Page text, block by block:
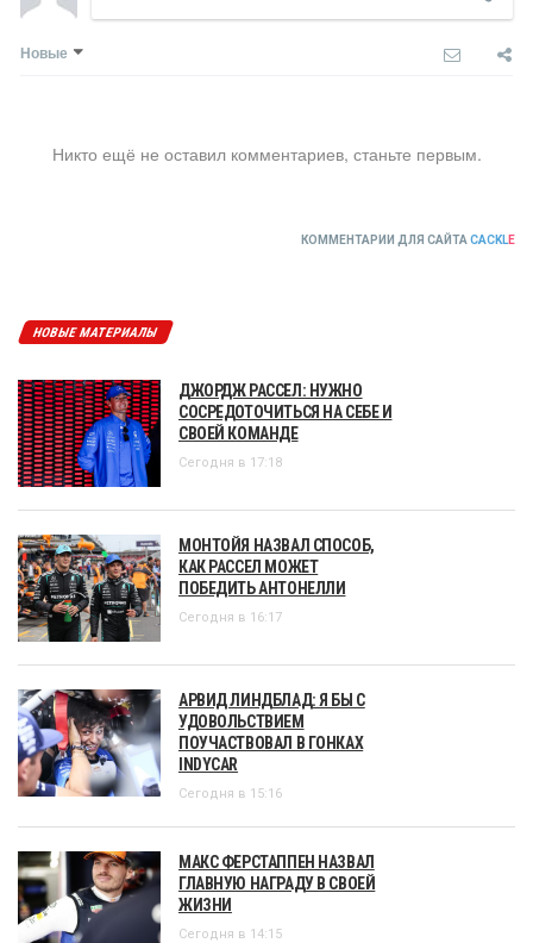
Новые
Никто ещё не оставил комментариев, станьте первым.
КОММЕНТАРИИ ДЛЯ САЙТА CACKLE
НОВЫЕ МАТЕРИАЛЫ
ДЖОРДЖ РАССЕЛ: НУЖНО
СОСРЕДОТОЧИТЬСЯ НА СЕБЕ И
СВОЕЙ КОМАНДЕ
Сегодня в 17:18
МОНТОЙЯ НАЗВАЛ СПОСОБ,
КАК РАССЕЛ МОЖЕТ
ПОБЕДИТЬ АНТОНЕЛЛИ
Сегодня в 16:17
АРВИД ЛИНДБЛАД: Я БЫ С
УДОВОЛЬСТВИЕМ
ПОУЧАСТВОВАЛ В ГОНКАХ
INDYCAR
Сегодня в 15:16
МАКС ФЕРСТАППЕН НАЗВАЛ
ГЛАВНУЮ НАГРАДУ В СВОЕЙ
ЖИЗНИ
Сегодня в 14:15